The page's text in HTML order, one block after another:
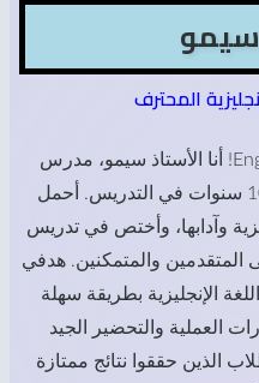
سيمو
المحترف
مرحباً بكم في English With Simo! أنا الأستاذ سيمو، مدرس
اللغة الإنجليزية بخبرة تزيد عن 10 سنوات في التدريس. أحمل
وآدابها، وأختص في تدريس
المتقدمين والمتمكنين. هدفي
الإنجليزية بطريقة سهلة
العملية والتحضير الجيد
الذين حققوا نتائج ممتازة